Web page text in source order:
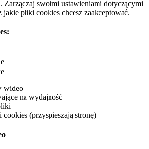
Zarządzaj swoimi ustawieniami dotyczącymi
pliki cookies chcesz zaakceptować.
wideo
na wydajność
(przyspieszają stronę)